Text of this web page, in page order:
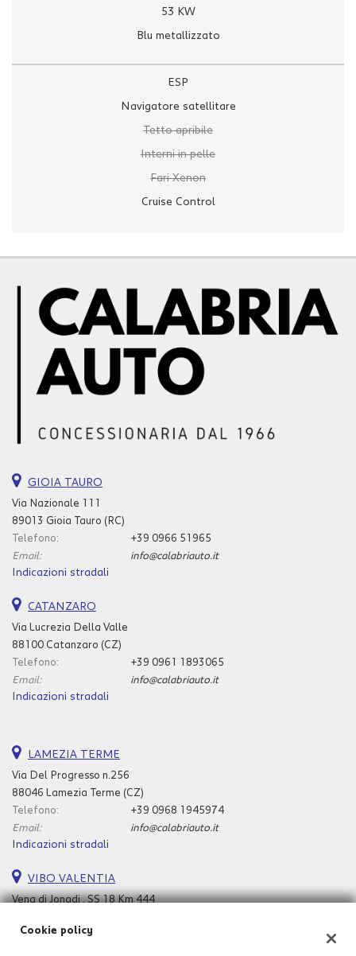
53 KW
Blu metallizzato
ESP
Navigatore satellitare
Tetto apribile
Interni in pelle
Fari Xenon
Cruise Control
GIOIA TAURO
Via Nazionale 111
89013 Gioia Tauro (RC)
Telefono:
+39 0966 51965
Email:
info@calabriauto.it
Indicazioni stradali
CATANZARO
Via Lucrezia Della Valle
88100 Catanzaro (CZ)
Telefono:
+39 0961 1893065
Email:
info@calabriauto.it
Indicazioni stradali
LAMEZIA TERME
Via Del Progresso n.256
88046 Lamezia Terme (CZ)
Telefono:
+39 0968 1945974
Email:
info@calabriauto.it
Indicazioni stradali
VIBO VALENTIA
Vena di Jonadi , SS 18 Km 444
Telefono:
Cookie policy